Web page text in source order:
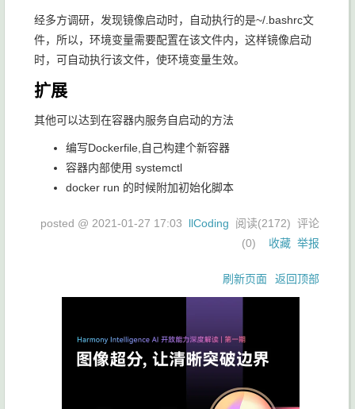
经多方调研，发现镜像启动时，自动执行的是~/.bashrc文
件，所以，环境变量需要配置在该文件内，这样镜像启动
时，可自动执行该文件，使环境变量生效。
扩展
其他可以达到在容器内服务自启动的方法
编写Dockerfile,自己构建个新容器
容器内部使用 systemctl
docker run 的时候附加初始化脚本
posted @ 2021-01-27 17:03 llCoding 阅读(2172) 评论
(0) 收藏 举报
刷新页面 返回顶部